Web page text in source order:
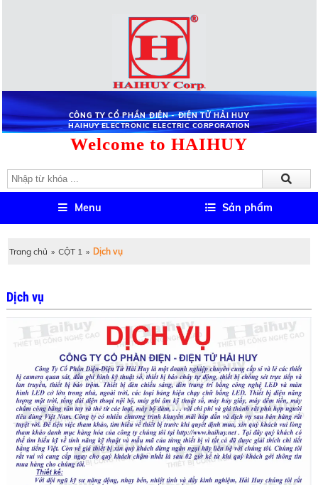
CÔNG TY CỔ PHẦN ĐIỆN - ĐIỆN TỬ HẢI HUY
HAIHUY ELECTRONIC ELECTRIC CORPORATION
Welcome to HAIHUY
Menu Sản phẩm
Trang chủ » CỘT 1 » Dịch vụ
Dịch vụ